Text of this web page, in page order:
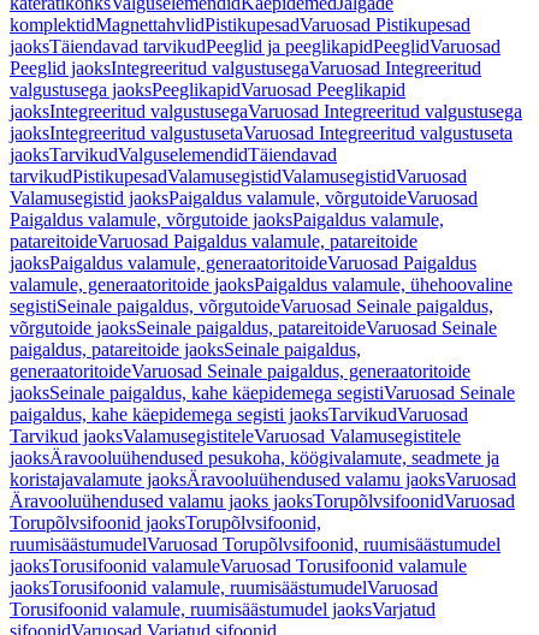
komplektidMagnettahvlidPistikupesadVaruosad Pistikupesad
jaoksTäiendavad tarvikudPeeglid ja peeglikapidPeeglidVaruosad
Peeglid jaoksIntegreeritud valgustusegaVaruosad Integreeritud
valgustusega jaoksPeeglikapidVaruosad Peeglikapid
jaoksIntegreeritud valgustusegaVaruosad Integreeritud valgustusega
jaoksIntegreeritud valgustusetaVaruosad Integreeritud valgustuseta
jaoksTarvikudValguselemendidTäiendavad
tarvikudPistikupesadValamusegistidValamusegistidVaruosad
Valamusegistid jaoksPaigaldus valamule, võrgutoideVaruosad
Paigaldus valamule, võrgutoide jaoksPaigaldus valamule,
patareitoideVaruosad Paigaldus valamule, patareitoide
jaoksPaigaldus valamule, generaatoritoideVaruosad Paigaldus
valamule, generaatoritoide jaoksPaigaldus valamule, ühehoovaline
segistiSeinale paigaldus, võrgutoideVaruosad Seinale paigaldus,
võrgutoide jaoksSeinale paigaldus, patareitoideVaruosad Seinale
paigaldus, patareitoide jaoksSeinale paigaldus,
generaatoritoideVaruosad Seinale paigaldus, generaatoritoide
jaoksSeinale paigaldus, kahe käepidemega segistiVaruosad Seinale
paigaldus, kahe käepidemega segisti jaoksTarvikudVaruosad
Tarvikud jaoksValamusegistiteleVaruosad Valamusegistitele
jaoksÄravooluühendused pesukoha, köögivalamute, seadmete ja
koristajavalamute jaoksÄravooluühendused valamu jaoksVaruosad
Äravooluühendused valamu jaoks jaoksTorupõlvsifoonidVaruosad
Torupõlvsifoonid jaoksTorupõlvsifoonid,
ruumisäästumudelVaruosad Torupõlvsifoonid, ruumisäästumudel
jaoksTorusifoonid valamuleVaruosad Torusifoonid valamule
jaoksTorusifoonid valamule, ruumisäästumudelVaruosad
Torusifoonid valamule, ruumisäästumudel jaoksVarjatud
sifoonidVaruosad Varjatud sifoonid